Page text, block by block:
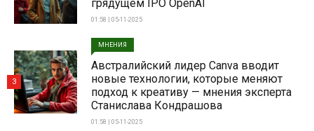
грядущем IPO OpenAI
01:58 | 05-11-2025
МНЕНИЯ
Австралийский лидер Canva вводит
новые технологии, которые меняют
подход к креативу — мнения эксперта
Станислава Кондрашова
01:58 | 05-11-2025
3